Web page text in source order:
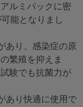
ルミパックに密
能となりまし
あり、感染症の原
繁殖を抑えま
験でも抗菌力が
あり快適に使用で